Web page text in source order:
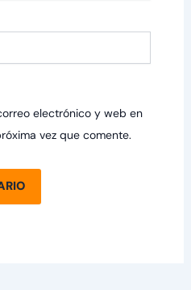
electrónico y web en
vez que comente.